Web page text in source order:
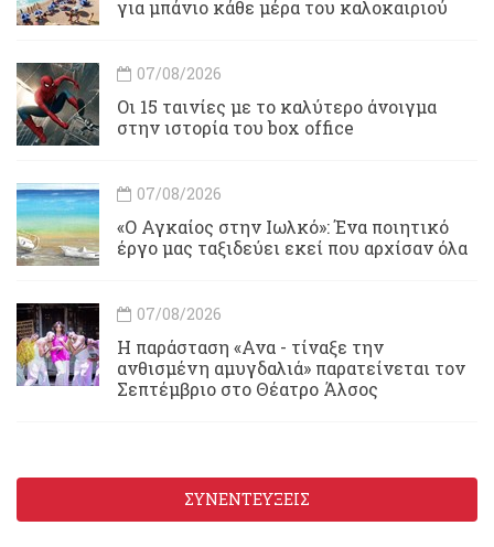
για μπάνιο κάθε μέρα του καλοκαιριού
07/08/2026
Οι 15 ταινίες με το καλύτερο άνοιγμα
στην ιστορία του box office
07/08/2026
«Ο Αγκαίος στην Ιωλκό»: Ένα ποιητικό
έργο μας ταξιδεύει εκεί που αρχίσαν όλα
07/08/2026
Η παράσταση «Ανα - τίναξε την
ανθισμένη αμυγδαλιά» παρατείνεται τον
Σεπτέμβριο στο Θέατρο Άλσος
ΣΥΝΕΝΤΕΥΞΕΙΣ